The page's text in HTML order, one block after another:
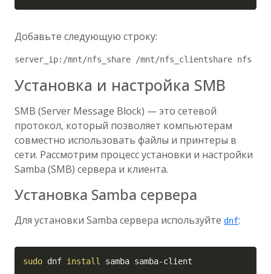
Добавьте следующую строку:
Установка и настройка SMB
SMB (Server Message Block) — это сетевой
протокол, который позволяет компьютерам
совместно использовать файлы и принтеры в
сети. Рассмотрим процесс установки и настройки
Samba (SMB) сервера и клиента.
Установка Samba сервера
Для установки Samba сервера используйте dnf:
sudo dnf install samba samba-client